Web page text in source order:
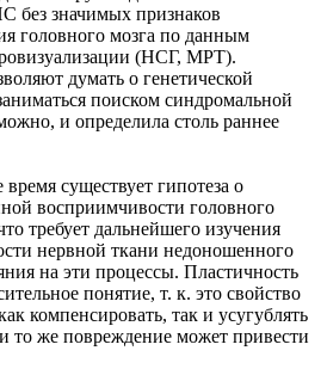
без значимых признаков
головного мозга по данным
(НСГ, МРТ).
думать о генетической
поиском синдромальной
и определила столь раннее
существует гипотеза о
восприимчивости головного
требует дальнейшего изучения
нервной ткани недоношенного
на эти процессы. Пластичность
понятие, т. к. это свойство
компенсировать, так и усугублять
то же повреждение может привести